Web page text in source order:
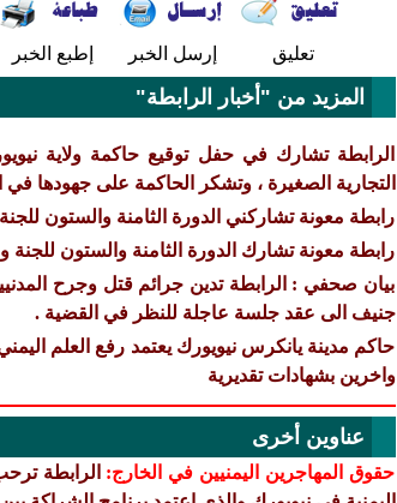
تعليق إرسل الخبر إطبع الخبر
المزيد من "أخبار الرابطة"
الرابطة تشارك في حفل توقيع حاكمة ولاية
التجارية الصغيرة ، وتشكر الحاكمة على جهودها في
رابطة معونة تشاركني الدورة الثامنة والستون
رابطة معونة تشارك الدورة الثامنة والستون للجنة
بيان صحفي : الرابطة تدين جرائم قتل وجرح
جنيف الى عقد جلسة عاجلة للنظر في القضية .
حاكم مدينة يانكرس نيويورك يعتمد رفع العلم
واخرين بشهادات تقديرية
عناوين أخرى
حقوق المهاجرين اليمنيين في الخارج: الرابطة